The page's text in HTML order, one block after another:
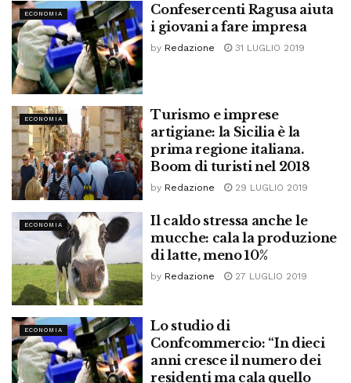
ECONOMIA
Confesercenti Ragusa aiuta
i giovani a fare impresa
by Redazione 31 LUGLIO 2019
ECONOMIA
Turismo e imprese
artigiane: la Sicilia è la
prima regione italiana.
Boom di turisti nel 2018
by Redazione 29 LUGLIO 2019
ECONOMIA
Il caldo stressa anche le
mucche: cala la produzione
di latte, meno 10%
by Redazione 27 LUGLIO 2019
ECONOMIA
Lo studio di
Confcommercio: “In dieci
anni cresce il numero dei
residenti ma cala quello